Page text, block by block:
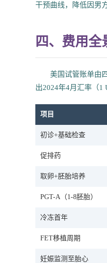
干预曲线，降低因男
四、费用
美国试管账单由
出2024年4月汇率（1
项目
初诊+基础检查
促排药
取卵+胚胎培养
PGT-A（1-8胚胎）
冷冻首年
FET移植周期
妊娠监测至胎心